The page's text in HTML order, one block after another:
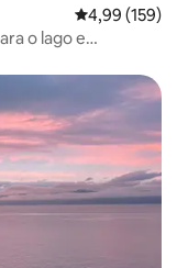
4,99 de uma
4,99 (159)
o lago e